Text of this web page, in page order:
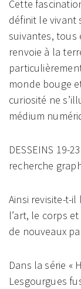
Cette
définit le vivant
suivantes, tous
renvoie à la
monde bouge
curiosité ne
médium
DESSEINS 19-
recherche
Ainsi revisite-t-
l’art, le corps
de nouveaux
Dans la série «
Lesgourgues